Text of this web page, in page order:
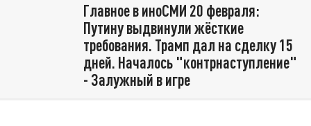
Главное в иноСМИ 20 февраля:
Путину выдвинули жёсткие
требования. Трамп дал на сделку 15
дней. Началось "контрнаступление"
- Залужный в игре